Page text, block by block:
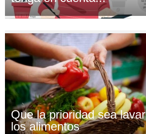
Que la prioridad sea lavar
los alimentos